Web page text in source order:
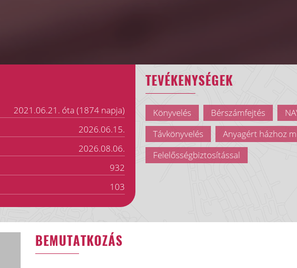
2021.06.21. óta (1874 napja)
2026.06.15.
2026.08.06.
932
103
TEVÉKENYSÉGEK
Könyvelés Bérszámfejtés
Távkönyvelés
Anyagért házhoz
Felelősségbiztosítással
BEMUTATKOZÁS